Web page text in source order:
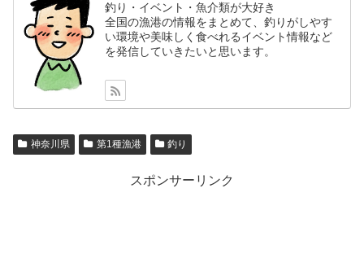
釣り・イベント・魚介類が大好き
全国の漁港の情報をまとめて、釣りがしやす
い環境や美味しく食べれるイベント情報など
を発信していきたいと思います。
神奈川県 第1種漁港 釣り
スポンサーリンク